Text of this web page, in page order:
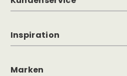
Inspiration
Marken